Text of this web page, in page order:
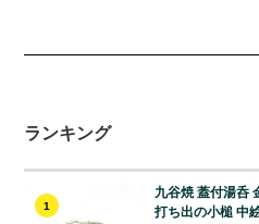
ランキング
1
九谷焼 蓋付湯呑
打ち出の小槌 中